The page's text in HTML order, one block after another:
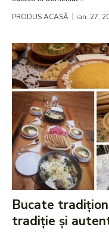
PRODUS ACASĂ ian. 27,
Bucate
tradiție și